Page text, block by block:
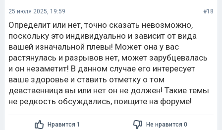
25 июля 2025, 19:59 #18
Определит или нет, точно сказать невозможно,
поскольку это индивидуально и зависит от вида
вашей изначальной плевы! Может она у вас
растянулась и разрывов нет, может зарубцевалась
и он незаметит! В данном случае его интересует
ваше здоровье и ставить отметку о том
девственница вы или нет он не должен! Такие темы
не редкость обсуждались, поищите на форуме!
Нравится 1 Не нравится 0